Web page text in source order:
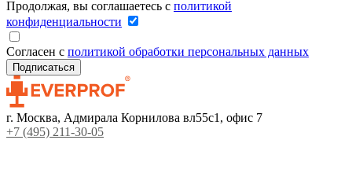
Продолжая, вы соглашаетесь с политикой
конфиденциальности
Согласен с политикой обработки персональных данных
г. Москва, Адмирала Корнилова вл55с1, офис 7
+7 (495) 211-30-05